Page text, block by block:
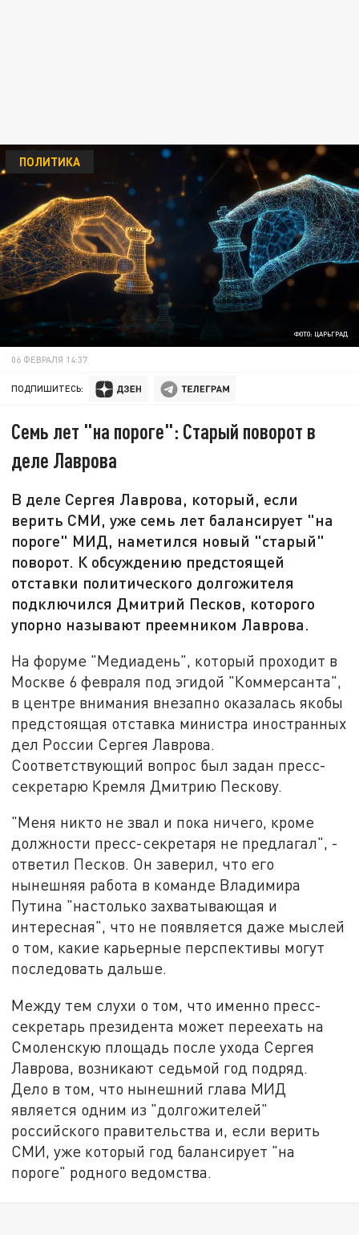
ФОТО: ЦАРЬГРАД
ПОЛИТИКА
06 ФЕВРАЛЯ 14:37
ПОДПИШИТЕСЬ:
Семь лет "на пороге": Старый поворот в
деле Лаврова
В деле Сергея Лаврова, который, если
верить СМИ, уже семь лет балансирует "на
пороге" МИД, наметился новый "старый"
поворот. К обсуждению предстоящей
отставки политического долгожителя
подключился Дмитрий Песков, которого
упорно называют преемником Лаврова.
На форуме "Медиадень", который проходит в
Москве 6 февраля под эгидой "Коммерсанта",
в центре внимания внезапно оказалась якобы
предстоящая отставка министра иностранных
дел России Сергея Лаврова.
Соответствующий вопрос был задан пресс-
секретарю Кремля Дмитрию Пескову.
"Меня никто не звал и пока ничего, кроме
должности пресс-секретаря не предлагал", -
ответил Песков. Он заверил, что его
нынешняя работа в команде Владимира
Путина "настолько захватывающая и
интересная", что не появляется даже мыслей
о том, какие карьерные перспективы могут
последовать дальше.
Между тем слухи о том, что именно пресс-
секретарь президента может переехать на
Смоленскую площадь после ухода Сергея
Лаврова, возникают седьмой год подряд.
Дело в том, что нынешний глава МИД
является одним из "долгожителей"
российского правительства и, если верить
СМИ, уже который год балансирует "на
пороге" родного ведомства.